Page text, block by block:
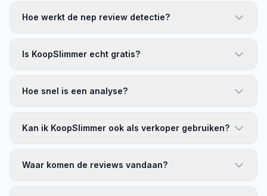
Hoe werkt de nep review detectie?
Is KoopSlimmer echt gratis?
Hoe snel is een analyse?
Kan ik KoopSlimmer ook als verkoper gebruiken?
Waar komen de reviews vandaan?